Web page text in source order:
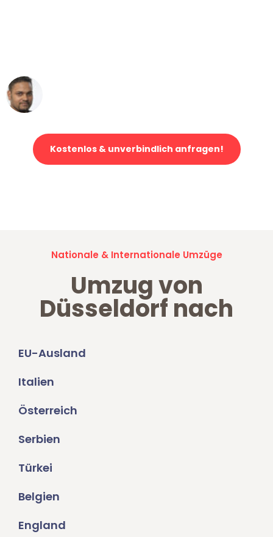
Kostenlos & unverbindlich anfragen!
Nationale & Internationale Umzüge
Umzug von
Düsseldorf nach
EU-Ausland
Italien
Österreich
Serbien
Türkei
Belgien
England